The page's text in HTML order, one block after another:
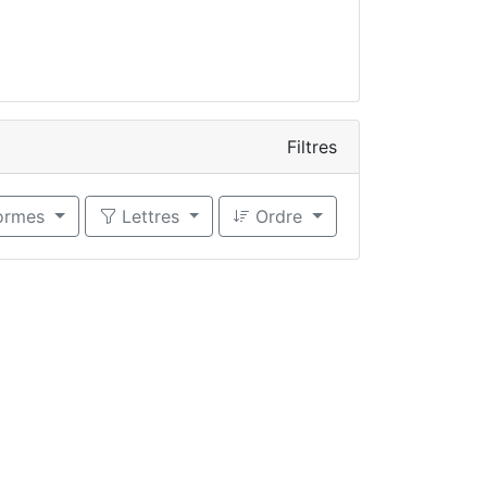
Filtres
Lettres Ordre